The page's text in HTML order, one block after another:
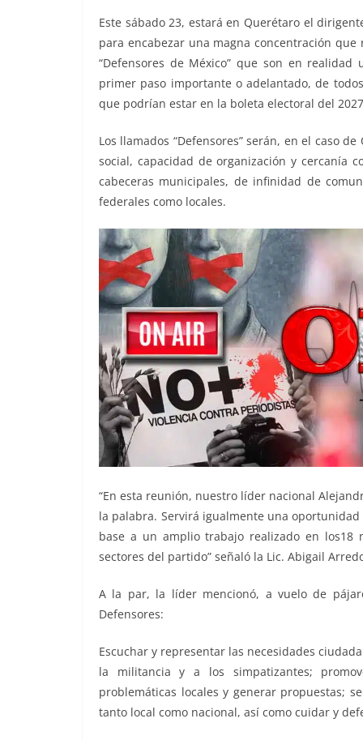
o
k
er
Este sábado 23, estará en Querétaro el
para encabezar una magna concentración
“Defensores de México” que son en
primer paso importante o adelantado, de
que podrían estar en la boleta electoral del
Los llamados “Defensores” serán, en el caso
social, capacidad de organización y cercanía
cabeceras municipales, de infinidad de
federales como locales.
“En esta reunión, nuestro líder nacional
la palabra. Servirá igualmente una
base a un amplio trabajo realizado en los18
sectores del partido” señaló la Lic. Abigail
A la par, la líder mencionó, a vuelo de
Defensores:
Escuchar y representar las necesidades
la militancia y a los simpatizantes;
problemáticas locales y generar propuestas;
tanto local como nacional, así como cuidar y